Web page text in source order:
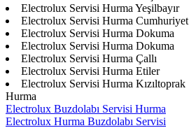
Electrolux Servisi Hurma Yeşilbayır
Electrolux Servisi Hurma Cumhuriyet
Electrolux Servisi Hurma Dokuma
Electrolux Servisi Hurma Dokuma
Electrolux Servisi Hurma Çallı
Electrolux Servisi Hurma Etiler
Electrolux Servisi Hurma Kızıltoprak
Hurma
Electrolux Buzdolabı Servisi Hurma
Electrolux Hurma Buzdolabı Servisi